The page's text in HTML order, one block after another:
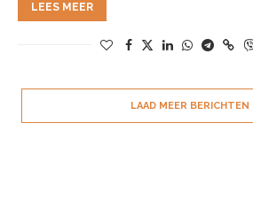
LEES MEER
LAAD MEER BERICHTEN